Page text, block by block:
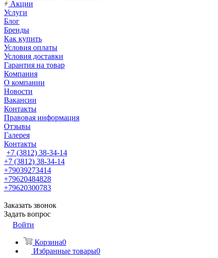
Акции
Услуги
Блог
Бренды
Как купить
Условия оплаты
Условия доставки
Гарантия на товар
Компания
О компании
Новости
Вакансии
Контакты
Правовая информация
Отзывы
Галерея
Контакты
+7 (3812) 38-34-14
+7 (3812) 38-34-14
+79039273414
+79620484828
+79620300783
Заказать звонок
Задать вопрос
Войти
Корзина0
Избранные товары0